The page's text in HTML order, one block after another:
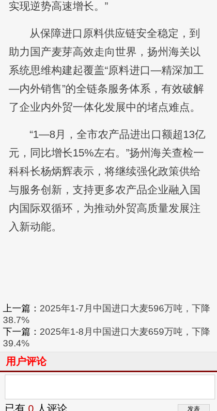
实现逆势高速增长。”
从保障进口原料供应链安全稳定，到
助力国产麦芽高效走向世界，扬州海关以
系统思维构建起覆盖“原料进口—精深加工
—内外销售”的全链条服务体系，有效破解
了企业内外贸一体化发展中的堵点难点。
“1—8月，全市农产品进出口额超13亿
元，同比增长15%左右。”扬州海关查检一
科科长杨炳辉表示，将继续强化政策供给
与服务创新，支持更多农产品企业融入国
内国际双循环，为推动外贸高质量发展注
入新动能。
上一篇： 2025年1-7月中国进口大麦596万吨，下降
38.7%
下一篇： 2025年1-8月中国进口大麦659万吨，下降
39.4%
用户评论
已有 0 人评论